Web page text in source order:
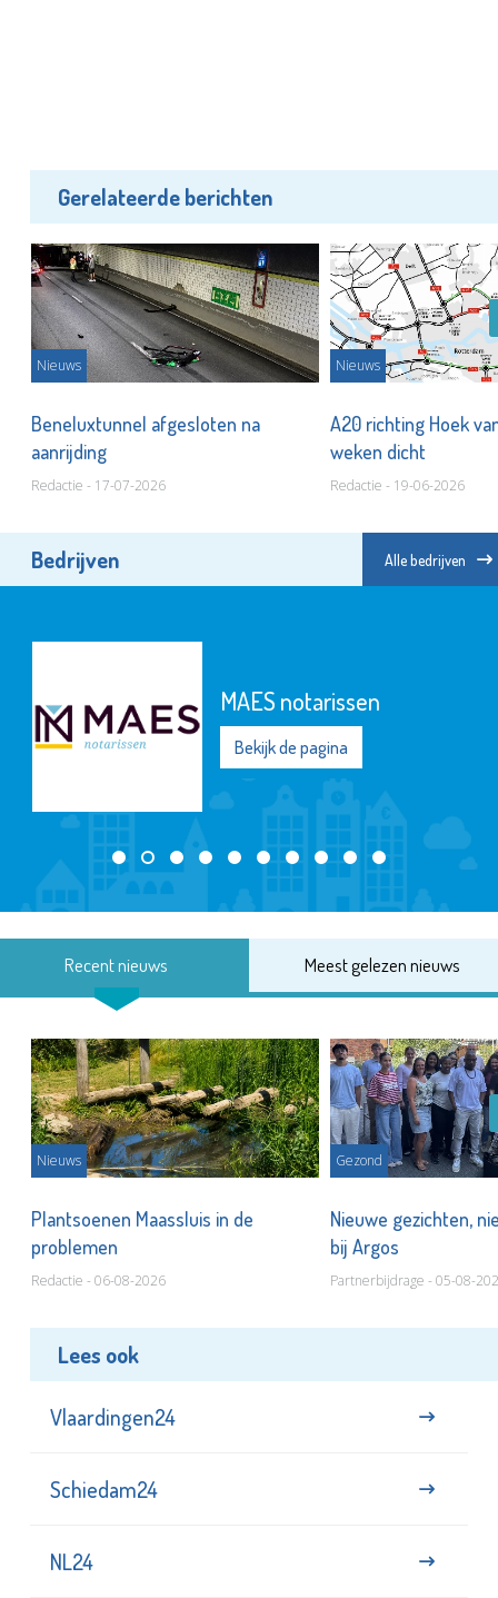
Gerelateerde berichten
Nieuws
Beneluxtunnel afgesloten na
aanrijding
Redactie - 17-07-2026
Nieuws
A20 richting Hoek
weken dicht
Redactie - 19-06-2026
Bedrijven Alle bedrijven
MAES notarissen
Bekijk de pagina
Recent nieuws Meest gelezen nieuws
Nieuws
Plantsoenen Maassluis in de
problemen
Redactie - 06-08-2026
Gezond
Nieuwe gezichten,
bij Argos
Partnerbijdrage - 05-08-
Lees ook
Vlaardingen24
Schiedam24
NL24